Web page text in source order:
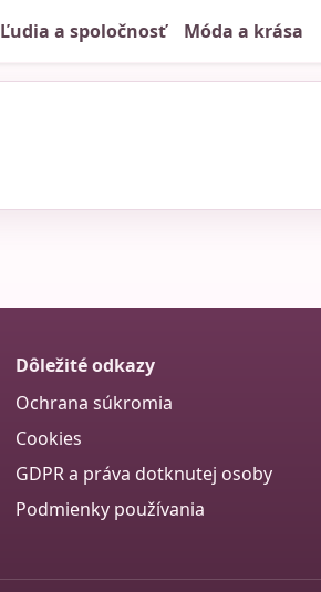
Ľudia a spoločnosť Móda a krása
Dôležité odkazy
Ochrana súkromia
Cookies
GDPR a práva dotknutej osoby
Podmienky používania